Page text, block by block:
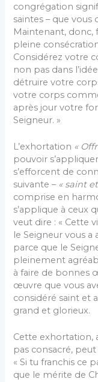
congrégation
saintes – que
Maintenant, donc,
pleine
Considérez votre
non pas dans
détruire votre
votre corps
après jour votre
Seigneur. »
L’exhortation «
pouvoir
s’efforcent de
suivante – « saint
comprise en
s’applique à ceux
veut dire : « Cette
le Seigneur vous a
parce que le
pleinement
à faire de bonnes
œuvre que vous
considéré saint et
grand et glorieux.
Cette exhortation,
pas consacré,
« Si tu franchis ce
que le mérite de